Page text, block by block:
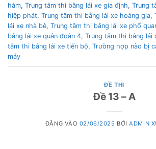
hàm, Trung tâm thi bằng lái xe gia định, Trung
hiệp phát, Trung tâm thi bằng lái xe hoàng gia,
lái xe nhà bè, Trung tâm thi bằng lái xe phổ
bằng lái xe quân đoàn 4, Trung tâm thi bằng lái
tâm thi bằng lái xe tiến bộ, Trường hợp nào bị
máy
ĐỀ THI
Đề 13 – A
ĐĂNG VÀO 02/06/2025 BỞIADMIN